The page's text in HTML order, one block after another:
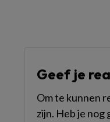
Geef je
Om te kunnen
zijn. Heb je nog